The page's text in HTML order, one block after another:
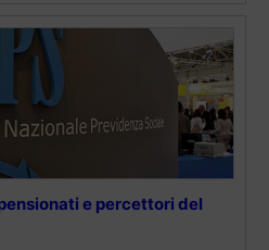
e percettori del